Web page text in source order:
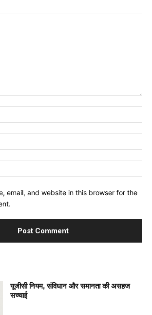
email, and website in this browser for the
यूजीसी नियम, संविधान और समानता की असहज
सच्चाई